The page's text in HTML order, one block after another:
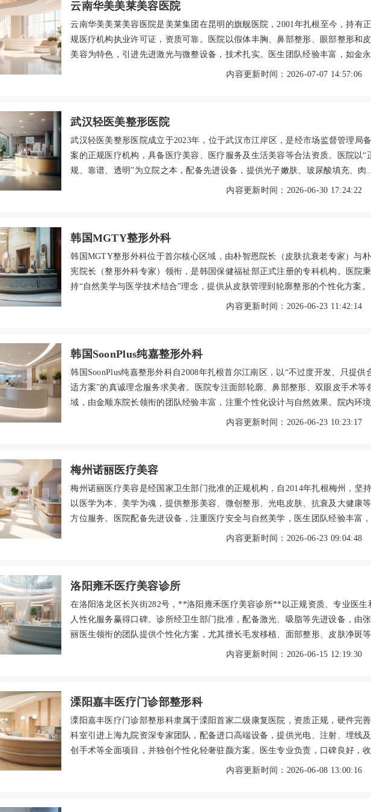
云南华美美莱美容医院
云南华美美莱美容医院是美莱集团在昆明的旗舰医院，2001年扎根至今，持有正
规医疗机构执业许可证，资质可靠。医院以假体丰胸、鼻部整形、眼部整形和
美容为特色，引进先进激光与微整设备，技术扎实。医生团队经验丰富，如金
（鼻部整形）、兰云（高难度修复）、俞满昌（疤痕祛斑）等，覆盖整形、皮肤
话，地址在昆明五华区青年路95号，交通便利。
内容更新时间：2026-07-07 14:57:06
武汉轻医美整形医院
武汉轻医美整形医院成立于2023年，位于武汉市江岸区，是经市场监督管理局备
案的正规医疗机构，具备医疗美容、医疗服务及生活美容等合法资质。医院以“
规、靠谱、透明”为立院之本，配备先进设备，提供光子嫩肤、玻尿酸填充、肉
素注射、皮肤管理等多元化轻医美项目，并坚持个性化方案与规范操作。医生团
内容更新时间：2026-06-30 17:24:22
韩国MGTY整形外科
韩国MGTY整形外科位于首尔核心区域，由朴智恩院长（皮肤抗衰老专家）与
宪院长（整形外科专家）领衔，是韩国保健福祉部正式注册的专科机构。医院秉
持“自然美学与医学技术结合”理念，提供从皮肤管理到轮廓整形的个性化方案
位院长均为韩国相关医学会正式会员，拥有丰富的临床经验与海外培训背景。特
选择。
内容更新时间：2026-06-23 11:42:14
韩国SoonPlus纯嘉整形外科
韩国SoonPlus纯嘉整形外科自2008年扎根首尔江南区，以“不过度开发、只提供
适方案”的真诚理念服务求美者。医院专注面部轮廓、鼻部整形、双眼皮手术等
域，由金顺东院长领衔的团队经验丰富，注重个性化设计与自然效果。院内环
洁、设备先进，提供中文咨询，术后服务贴心。真实口碑中，双眼皮、鼻骨内推
内容更新时间：2026-06-23 10:23:17
梅州诺丽医疗美容
梅州诺丽医疗美容是经国家卫生部门批准的正规机构，自2014年扎根梅州，坚持
以医学为本、美学为魂，提供整形美容、微创整形、光电皮肤、抗衰及大健康
方位服务。医院配备先进设备，注重医疗安全与自然美学，医生团队经验丰富
后跟踪完善。价格公开透明，如进口玻尿酸2980元起、热玛吉13800元起，并免
内容更新时间：2026-06-23 09:04:48
洛阳雍禾医疗美容诊所
在洛阳洛龙区长兴街282号，**洛阳雍禾医疗美容诊所**以正规资质、专业医生
人性化服务赢得口碑。诊所经卫生部门批准，配备激光、吸脂等先进设备，由
丽医生领衔的团队提供个性化方案，尤其擅长毛发移植、面部整形、皮肤净斑
品类项目。术后顾客反馈自然协调，无隐形消费。2026年参考价：鼻部综合
内容更新时间：2026-06-15 12:19:30
溧阳嘉丰医疗门诊部整形科
溧阳嘉丰医疗门诊部整形科隶属于溧阳首家二级康复医院，资质正规，硬件完善
科室引进上海九院资深专家团队，配备进口高端设备，提供光电、注射、埋线
创手术等全面项目，并独创个性化轻奢驻颜方案。医生专业负责，口碑良好，
透明。从基础护肤到抗衰手术，以一线技术与便民服务满足本地求美者需求，是
内容更新时间：2026-06-08 13:00:16